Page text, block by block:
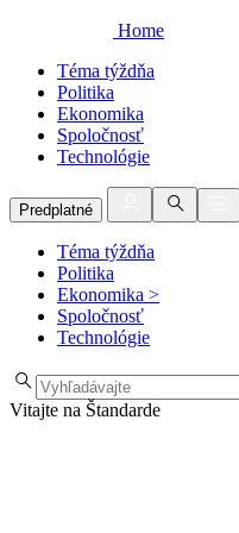
Home
Téma týždňa
Politika
Ekonomika
Spoločnosť
Technológie
Predplatné
Téma týždňa
Politika
Ekonomika >
Spoločnosť
Technológie
Vitajte na Štandarde